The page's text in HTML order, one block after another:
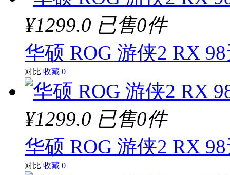
¥1299.0 已售0件
华硕 ROG 游侠2 RX
对比 收藏 0
¥1299.0 已售0件
华硕 ROG 游侠2 RX
对比 收藏 0